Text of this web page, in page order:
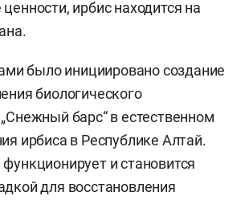
ирбис находится на
было инициировано создание
биологического
барс“ в естественном
ирбиса в Республике Алтай.
и становится
для восстановления